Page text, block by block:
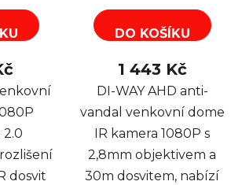
dosvit
DO KOŠÍKU
1 443 Kč
DI-WAY AHD anti-
vandal venkovní dome
IR kamera 1080P s
2,8mm objektivem a
30m dosvitem, nabízí